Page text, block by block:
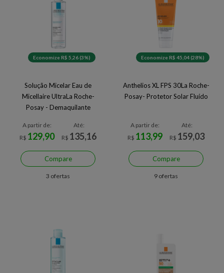
Economize R$ 5,26 (3%)
Solução Micelar Eau de
Micellaire UltraLa Roche-
Posay - Demaquilante
A partir de:
R$ 129,90
Até:
R$ 135,16
Compare
3 ofertas
Economize R$ 45,04 (28%)
Anthelios XL FPS 30La Roche-
Posay- Protetor Solar Fluído
A partir de:
R$ 113,99
Até:
R$ 159,03
Compare
9 ofertas